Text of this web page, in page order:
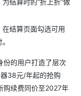
结算页面勾选可用
的用户打造了层次
38元/年起的抢购
购续费同价至2027年